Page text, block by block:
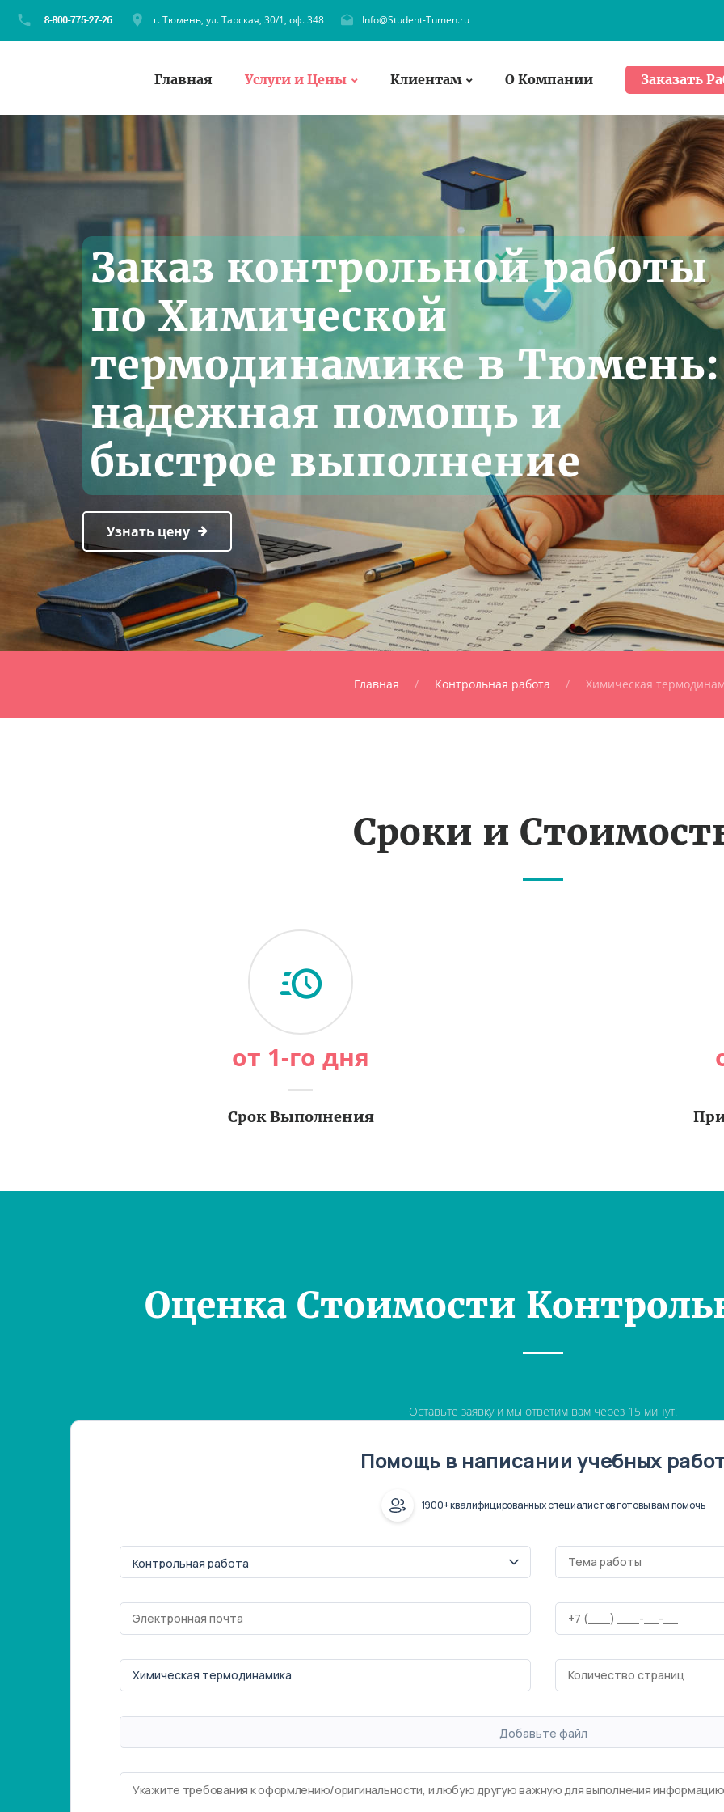
г. Тюмень, ул. Тарская, 30/1, оф. 348 Info@Student-Tumen.ru
Главная Услуги и Цены Клиентам О Компании Заказать
Заказ контрольной работы
по Химической
термодинамике в Тюмень:
надежная помощь и
быстрое выполнение
Узнать цену
Главная Контрольная работа Химическая
Сроки и
от 1-го дня
Срок Выполнения
Оценка Стоимости
Оставьте заявку и мы ответим вам через 15 минут!
Помощь в написании учебных
1900+ квалифицированных специалистов готовы вам помочь
Добавьте файл